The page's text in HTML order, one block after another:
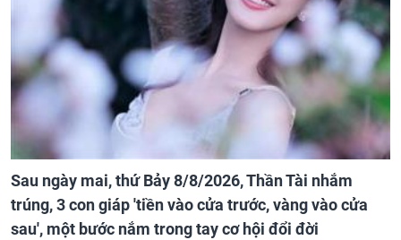
Sau ngày mai, thứ Bảy 8/8/2026, Thần Tài nhắm
trúng, 3 con giáp 'tiền vào cửa trước, vàng vào cửa
sau', một bước nắm trong tay cơ hội đổi đời